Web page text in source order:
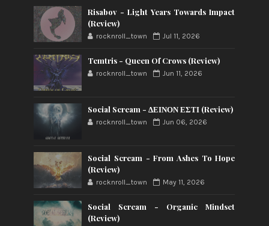
Risabov - Light Years Towards Impact
(Review)
rocknroll_town Jul 11, 2026
Temtris - Queen Of Crows (Review)
rocknroll_town Jun 11, 2026
Social Scream - ΔΕΙΝΟΝ ΕΣΤΙ (Review)
rocknroll_town Jun 06, 2026
Social Scream - From Ashes To Hope
(Review)
rocknroll_town May 11, 2026
Social Scream - Organic Mindset
(Review)